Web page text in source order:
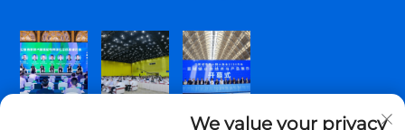
We value your privacy